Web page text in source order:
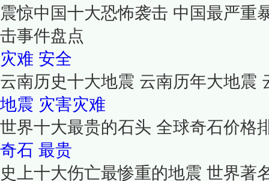
震惊中国十大恐怖袭击 中国最严重
击事件盘点
灾难 安全
云南历史十大地震 云南历年大地震
地震 灾害灾难
世界十大最贵的石头 全球奇石价格
奇石 最贵
史上十大伤亡最惨重的地震 世界著